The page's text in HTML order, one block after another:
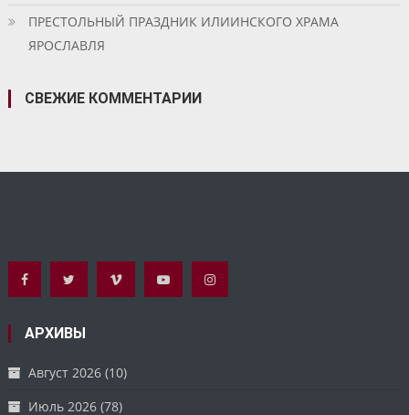
ПРЕСТОЛЬНЫЙ ПРАЗДНИК ИЛИИНСКОГО ХРАМА
ЯРОСЛАВЛЯ
СВЕЖИЕ КОММЕНТАРИИ
АРХИВЫ
Август 2026 (10)
Июль 2026 (78)